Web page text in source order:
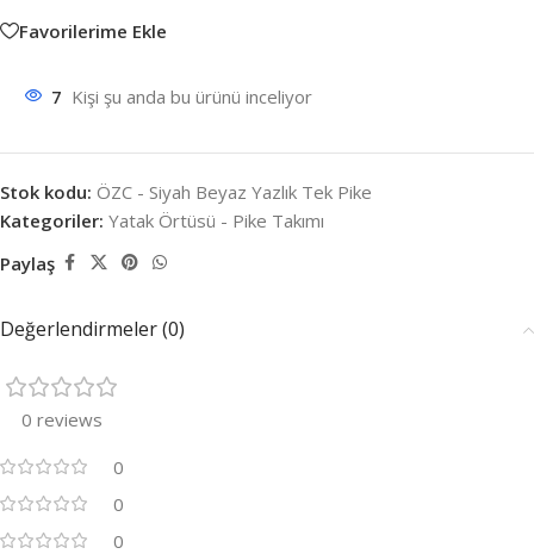
Favorilerime Ekle
7 Kişi şu anda bu ürünü inceliyor
Stok kodu: ÖZC - Siyah Beyaz Yazlık Tek Pike
Kategoriler: Yatak Örtüsü - Pike Takımı
Paylaş
Değerlendirmeler (0)
0 reviews
0
0
0